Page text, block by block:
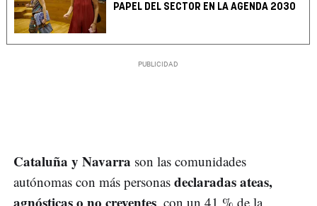
PAPEL DEL SECTOR EN LA AGENDA 2030
Cataluña y Navarra son las comunidades
autónomas con más personas declaradas ateas,
, con un 41 % de la